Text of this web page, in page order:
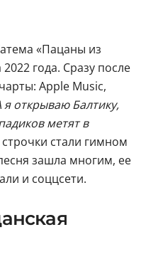
«Пацаны из
года. Сразу после
Apple Music,
я открываю Балтику,
метят в
стали гимном
зашла многим, ее
и соццсети.